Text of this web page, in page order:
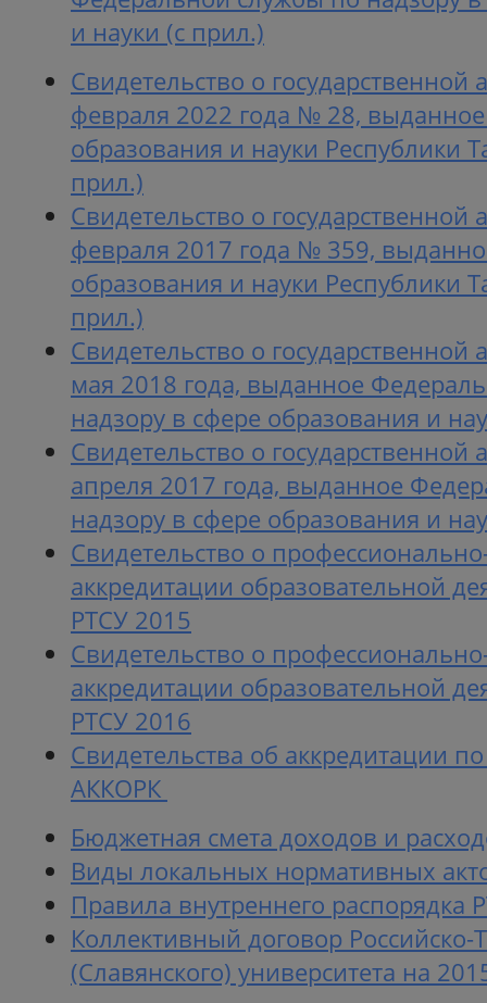
и науки (с прил.)
Свидетельство о государственной
февраля 2022 года № 28,
образования и науки Республики
прил.)
Свидетельство о государственной
февраля 2017 года № 359,
образования и науки Республики
прил.)
Свидетельство о государственной
мая 2018 года, выданное
надзору в сфере образования и
Свидетельство о государственной
апреля 2017 года, выданное
надзору в сфере образования и
Свидетельство о
аккредитации образовательной
РТСУ 2015
Свидетельство о
аккредитации образовательной
РТСУ 2016
Свидетельства об аккредитации
АККОРК
Бюджетная смета доходов и
Виды локальных нормативных
Правила внутреннего распорядка
Коллективный договор Российско-
(Славянского) университета на